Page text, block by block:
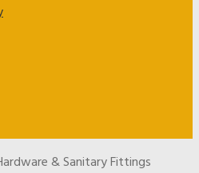
& Sanitary Fittings